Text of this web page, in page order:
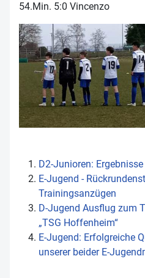
54.Min. 5:0 Vincenzo
D2-Junioren:
E-Jugend -
Trainingsanzügen
D-Jugend Ausflug zum
„TSG Hoffenheim“
E-Jugend: Erfolgreiche
unserer beider E-